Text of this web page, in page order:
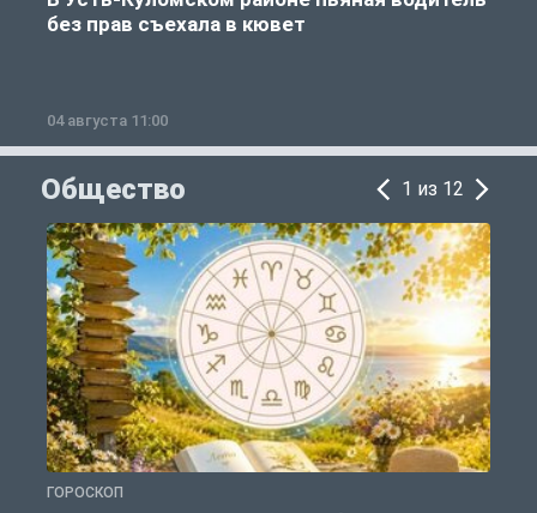
без прав съехала в кювет
04 августа 11:00
Общество 1 из 12
ГОРОСКОП